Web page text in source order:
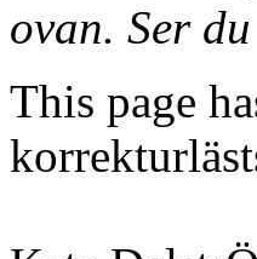
ovan. Ser
This page